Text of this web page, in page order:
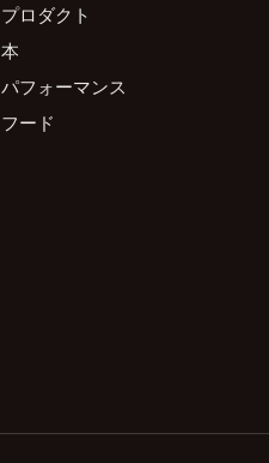
プロダクト
本
パフォーマンス
フード